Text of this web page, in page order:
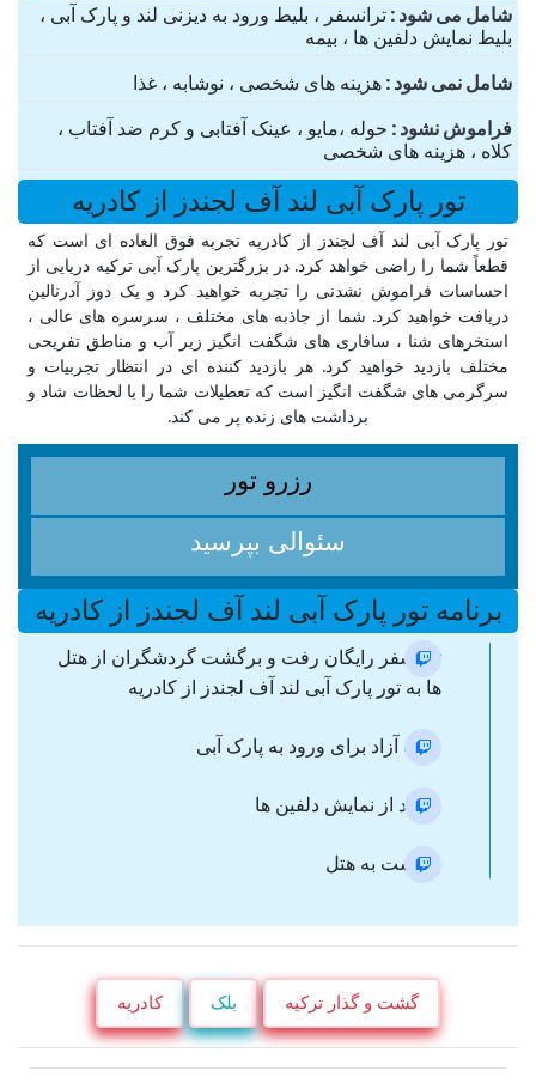
شامل می شود ترانسفر ، بلیط ورود به دیزنی لند و پارک آبی ،
بلیط نمایش دلفین ها ، بیمه
شامل نمی شود هزینه های شخصی ، نوشابه ، غذا
فراموش نشود حوله ،مایو ، عینک آفتابی و کرم ضد آفتاب ،
کلاه ، هزینه های شخصی
تور پارک آبی لند آف لجندز از کادریه
تور پارک آبی لند آف لجندز از کادریه تجربه فوق العاده ای است که
قطعاً شما را راضی خواهد کرد. در بزرگترین پارک آبی ترکیه دریایی از
احساسات فراموش نشدنی را تجربه خواهید کرد و یک دوز آدرنالین
دریافت خواهید کرد. شما از جاذبه های مختلف ، سرسره های عالی ،
استخرهای شنا ، سافاری های شگفت انگیز زیر آب و مناطق تفریحی
مختلف بازدید خواهید کرد. هر بازدید کننده ای در انتظار تجربیات و
سرگرمی های شگفت انگیز است که تعطیلات شما را با لحظات شاد و
برداشت های زنده پر می کند.
رزرو تور
سئوالی بپرسید
برنامه تور پارک آبی لند آف لجندز از کادریه
ترانسفر رایگان رفت و برگشت گردشگران از هتل
ها به تور پارک آبی لند آف لجندز از کادریه
وقت آزاد برای ورود به پارک آبی
بازدید از نمایش دلفین ها
برگشت به هتل
گشت و گذار ترکیه بلک کادریه